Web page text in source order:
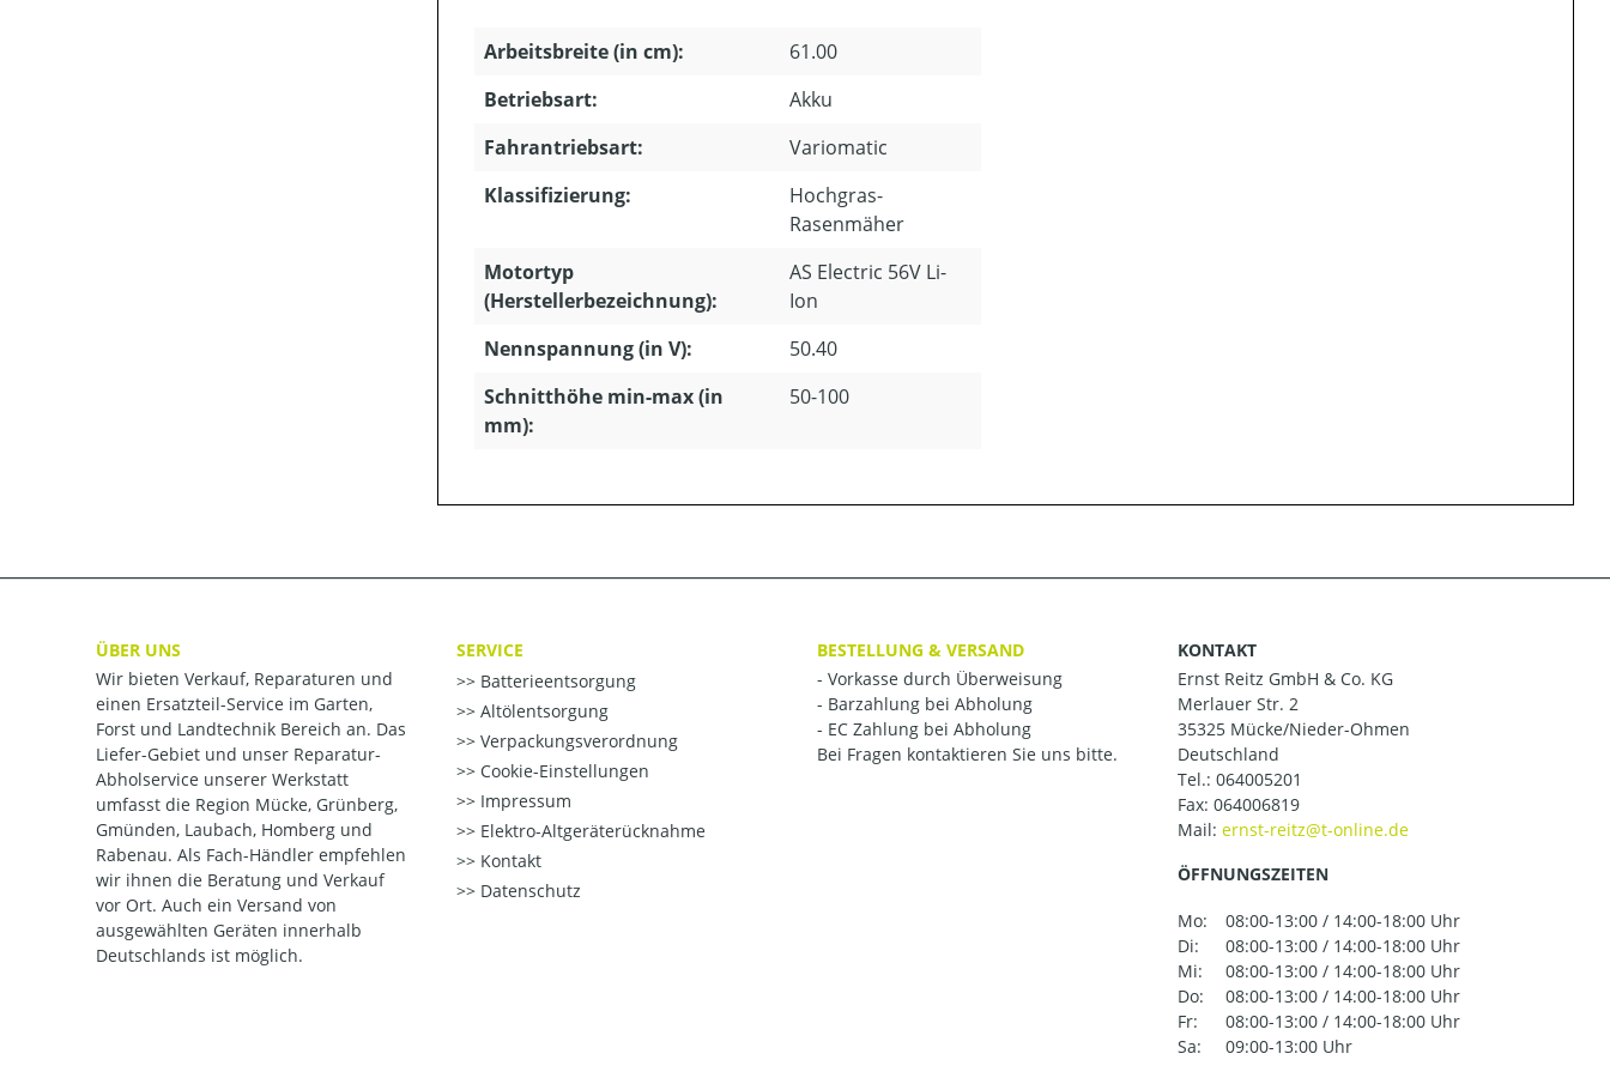
Arbeitsbreite (in cm):
61.00
Betriebsart:
Akku
Fahrantriebsart:
Variomatic
Klassifizierung:
Hochgras-
Rasenmäher
Motortyp
(Herstellerbezeichnung):
AS Electric 56V Li-
Ion
Nennspannung (in V):
50.40
Schnitthöhe min-max (in
mm):
50-100
ÜBER UNS
Wir bieten Verkauf, Reparaturen und
einen Ersatzteil-Service im Garten,
Forst und Landtechnik Bereich an. Das
Liefer-Gebiet und unser Reparatur-
Abholservice unserer Werkstatt
umfasst die Region Mücke, Grünberg,
Gmünden, Laubach, Homberg und
Rabenau. Als Fach-Händler empfehlen
wir ihnen die Beratung und Verkauf
vor Ort. Auch ein Versand von
ausgewählten Geräten innerhalb
Deutschlands ist möglich.
SERVICE
Batterieentsorgung
Altölentsorgung
Verpackungsverordnung
Cookie-Einstellungen
Impressum
Elektro-Altgeräterücknahme
Kontakt
Datenschutz
BESTELLUNG & VERSAND
- Vorkasse durch Überweisung
- Barzahlung bei Abholung
- EC Zahlung bei Abholung
Bei Fragen kontaktieren Sie uns bitte.
KONTAKT
Ernst Reitz GmbH & Co. KG
Merlauer Str. 2
35325 Mücke/Nieder-Ohmen
Deutschland
Tel.: 064005201
Fax: 064006819
Mail:
ÖFFNUNGSZEITEN
Mo:
08:00-13:00 / 14:00-18:00 Uhr
Di:
08:00-13:00 / 14:00-18:00 Uhr
Mi:
08:00-13:00 / 14:00-18:00 Uhr
Do:
08:00-13:00 / 14:00-18:00 Uhr
Fr:
08:00-13:00 / 14:00-18:00 Uhr
Sa:
09:00-13:00 Uhr